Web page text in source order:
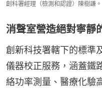
創科署經理（檢測和認證）陳樹謙。
消聲室營造絕對寧靜
創新科技署轄下的標準
儀器校正服務，涵蓋鐵
絡功率測量、醫療化驗